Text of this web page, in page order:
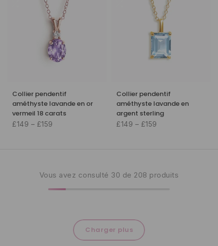
Collier pendentif
améthyste lavande en or
vermeil 18 carats
£149 – £159
Collier pendentif
améthyste lavande en
argent sterling
£149 – £159
Vous avez consulté 30 de 208 produits
Charger plus